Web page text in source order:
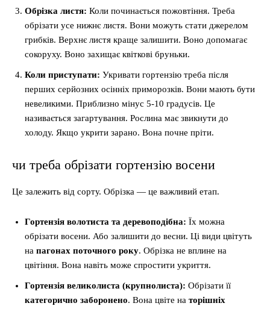
Обрізка листя: Коли починається пожовтіння. Треба
обрізати усе нижнє листя. Вони можуть стати джерелом
грибків. Верхнє листя краще залишити. Воно допомагає
сокоруху. Воно захищає квіткові бруньки.
Коли приступати: Укривати гортензію треба після
перших серйозних осінніх приморозків. Вони мають бути
невеликими. Приблизно мінус 5-10 градусів. Це
називається загартування. Рослина має звикнути до
холоду. Якщо укрити зарано. Вона почне пріти.
чи треба обрізати гортензію восени
Це залежить від сорту. Обрізка — це важливий етап.
Гортензія волотиста та деревоподібна: Їх можна
обрізати восени. Або залишити до весни. Ці види цвітуть
на пагонах поточного року. Обрізка не вплине на
цвітіння. Вона навіть може спростити укриття.
Гортензія великолиста (крупнолиста): Обрізати її
категорично заборонено. Вона цвіте на торішніх